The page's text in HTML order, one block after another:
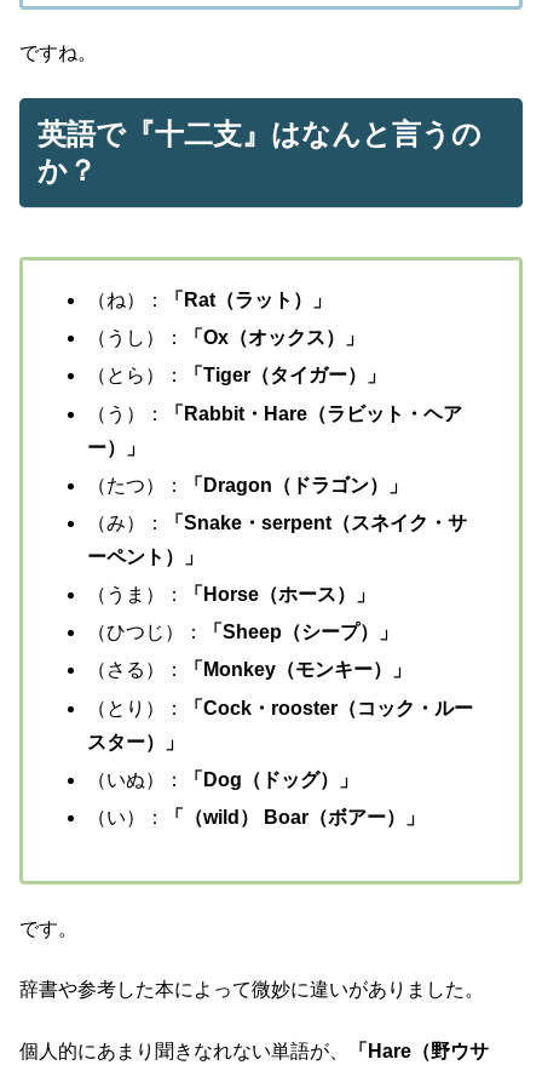
ですね。
英語で『十二支』はなんと言うの
か？
（ね）：
「Rat（ラット）」
（うし）：
「Ox（オックス）」
（とら）：
「Tiger（タイガー）」
（う）：
「Rabbit・Hare（ラビット・ヘア
ー）」
（たつ）：
「Dragon（ドラゴン）」
（み）：
「Snake・serpent（スネイク・サ
ーペント）」
（うま）：
「Horse（ホース）」
（ひつじ）：
「Sheep（シープ）」
（さる）：
「Monkey（モンキー）
」
（とり）：
「Cock・rooster（コック・ルー
スター）」
（いぬ）：
「Dog（ドッグ）」
（い）：
「（wild） Boar（ボアー）」
です。
辞書や参考した本によって微妙に違いがありました。
個人的にあまり聞きなれない単語が、
「Hare（野ウサ